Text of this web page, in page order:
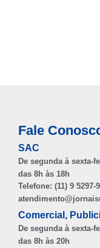
Fale
SAC
De segunda à sexta-
das 8h às 18h
Telefone: (11) 9 5297-
Comercial,
De segunda à sexta-
das 8h às 20h